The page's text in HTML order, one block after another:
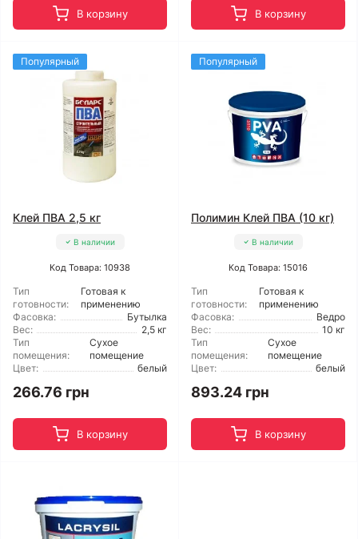
В корзину В корзину
Популярный
Клей ПВА 2,5 кг
В наличии
Код Товара: 10938
Тип
готовности:
Готовая к
применению
Фасовка:
Бутылка
Вес:
2,5 кг
Тип
помещения:
Сухое
помещение
Цвет:
белый
266.76 грн
В корзину
Популярный
Полимин Клей ПВА (10 кг)
В наличии
Код Товара: 15016
Тип
готовности:
Готовая к
применению
Фасовка:
Ведро
Вес:
10 кг
Тип
помещения:
Сухое
помещение
Цвет:
белый
893.24 грн
В корзину